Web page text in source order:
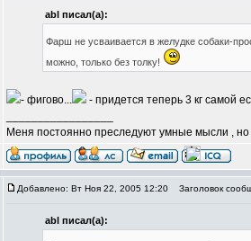
abl писал(а):
Фарш не усваивается в желудке собаки-
можно, только без толку!
- фигово...
- придется теперь 3 кг самой
Меня постоянно преследуют умные мысли ,
Добавлено: Вт Ноя 22, 2005 12:20 Заголовок
abl писал(а):